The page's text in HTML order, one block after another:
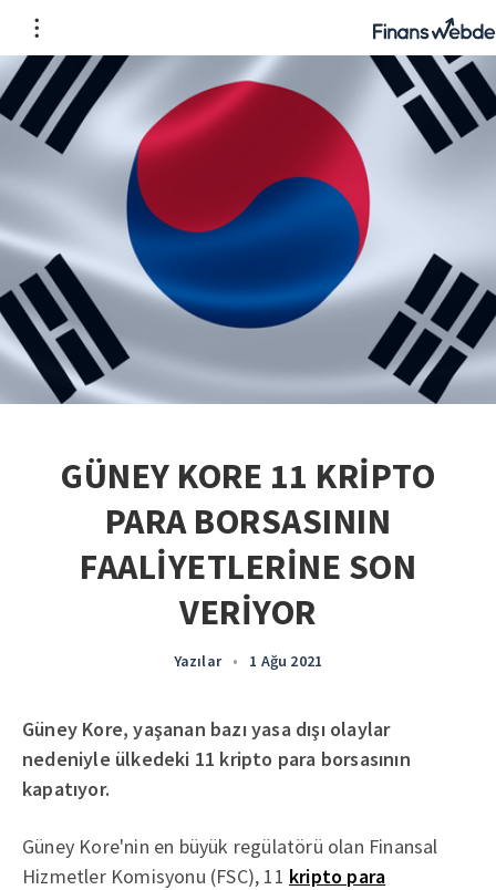
GÜNEY KORE 11 KRİPTO
PARA BORSASININ
FAALİYETLERİNE SON
VERİYOR
Yazılar • 1 Ağu 2021
Güney Kore, yaşanan bazı yasa dışı olaylar
nedeniyle ülkedeki 11 kripto para borsasının
kapatıyor.
Güney Kore'nin en büyük regülatörü olan Finansal
Hizmetler Komisyonu (FSC), 11 kripto para